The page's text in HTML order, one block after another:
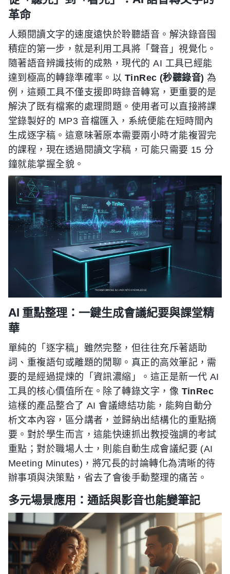
革命
人類閱讀文字的速度遠快於聆聽語音。解決錄音囤
積症的第一步，就是利用工具將「聲音」視覺化。
隨著語音辨識技術的成熟，現代的 AI 工具已經能
達到極高的轉錄準確率。以 TinRec (秒聽錄音) 為
例，這類工具不僅支援即時錄音轉寫，更重要的是
解決了既有檔案的處理問題。使用者可以直接將課
堂錄製好的 MP3 音檔匯入，系統便能在短時間內
生成逐字稿。這意味著原本需要兩小時才能複習完
的課程，現在透過閱讀文字稿，可能只需要 15 分
鐘就能掌握全貌。
AI 重點整理：一鍵生成會議紀要與課堂精
華
單純的「逐字稿」雖然完整，但往往充斥著語助
詞、重複語句或離題的閒聊。真正的高效筆記，需
要的是經過提煉的「資訊濃縮」。這正是新一代 AI
工具的核心價值所在。除了轉錄文字，像 TinRec
這樣的產品整合了 AI 會議總結功能，能夠自動分
析文本內容，區分講者，並歸納出結構化的重點摘
要。對於學生而言，這能快速抓出教授強調的考試
重點；對於職場人士，則能自動生成會議紀要 (AI
Meeting Minutes)，將冗長的討論轉化為清晰的待
辦事項與決策點，省去了會後手動整理的痛苦。
多元場景應用：通話與影音也能變筆記